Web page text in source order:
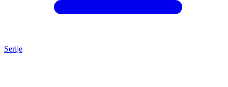
Serije